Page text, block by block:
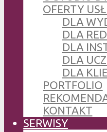
OFERTY
DLA
DLA
DLA
DLA
DLA
PORTFOLIO
KONTAKT
SERWISY